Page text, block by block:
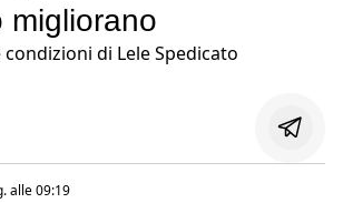
migliorano
alle09:19